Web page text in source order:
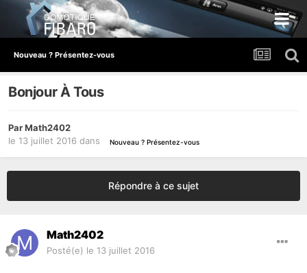
Nouveau ? Présentez-vous
Bonjour À Tous
ParMath2402
le 13 juillet 2016 dans Nouveau ? Présentez-vous
Répondre à ce sujet
Math2402
Posté(e) le 13 juillet 2016